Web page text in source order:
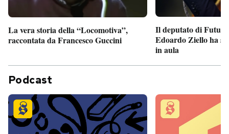
La vera storia della “Locomotiva”,
raccontata da Francesco Guccini
Il deputato di
Edoardo Ziello ha
in aula
Podcast